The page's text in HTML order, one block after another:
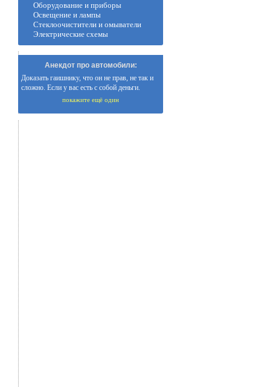
Оборудование и приборы
Освещение и лампы
Стеклоочистители и омыватели
Электрические схемы
Анекдот про автомобили:
Доказать гаишнику, что он не прав, не так и
сложно. Если у вас есть с собой деньги.
покажите ещё один